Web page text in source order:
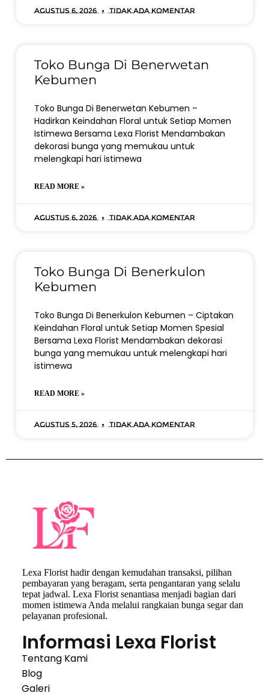
Agustus 6, 2026 Tidak ada komentar
Toko Bunga Di Benerwetan
Kebumen
Toko Bunga Di Benerwetan Kebumen –
Hadirkan Keindahan Floral untuk Setiap Momen
Istimewa Bersama Lexa Florist Mendambakan
dekorasi bunga yang memukau untuk
melengkapi hari istimewa
READ MORE »
Agustus 6, 2026 Tidak ada komentar
Toko Bunga Di Benerkulon
Kebumen
Toko Bunga Di Benerkulon Kebumen – Ciptakan
Keindahan Floral untuk Setiap Momen Spesial
Bersama Lexa Florist Mendambakan dekorasi
bunga yang memukau untuk melengkapi hari
istimewa
READ MORE »
Agustus 5, 2026 Tidak ada komentar
Lexa Florist hadir dengan kemudahan transaksi, pilihan
pembayaran yang beragam, serta pengantaran yang selalu
tepat jadwal. Lexa Florist senantiasa menjadi bagian dari
momen istimewa Anda melalui rangkaian bunga segar dan
pelayanan profesional.
Informasi Lexa Florist
Tentang Kami
Blog
Galeri